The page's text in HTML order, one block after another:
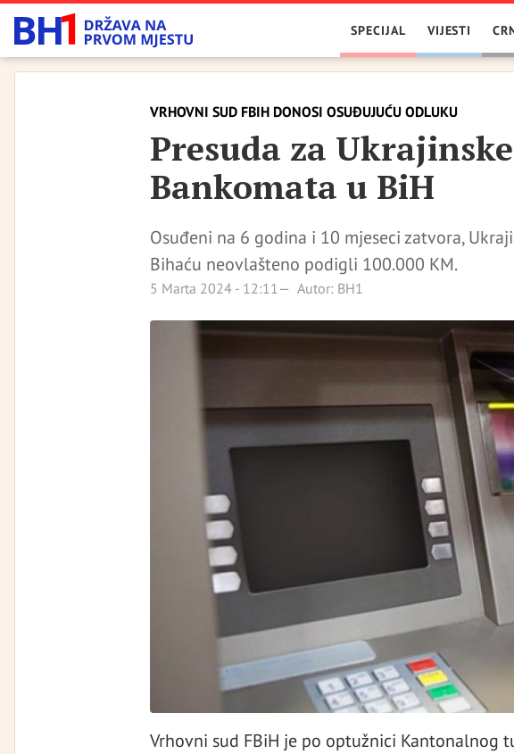
SPECIJAL VIJESTI
VRHOVNI SUD FBIH DONOSI OSUĐUJUĆU ODLUKU
Presuda za
Bankomata u BiH
Osuđeni na 6 godina i 10 mjeseci zatvora,
Bihaću neovlašteno podigli 100.000 KM.
5 Marta 2024 - 12:11 Autor: BH1
Vrhovni sud FBiH je po optužnici Kantonalnog